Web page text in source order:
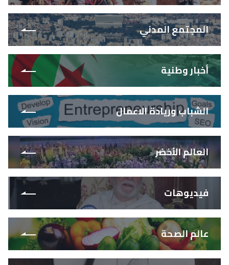
المجتمع المدني
أخبار وطنية
الشباب وريادة الاعمال
العالم الأخضر
فيديوهات
عالم الصحة